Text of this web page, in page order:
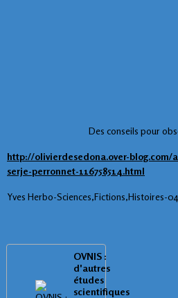
Des conseils pour
http://olivierdesedona.over-blog.com/
serje-perronnet-116758514.html
Yves Herbo-Sciences,Fictions,Histoires-
OVNIS :
d'autres
études
scientifiques